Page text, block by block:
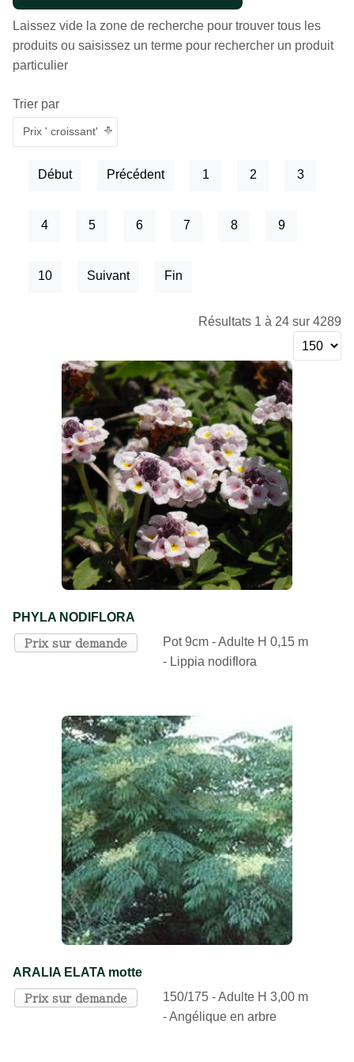
Laissez vide la zone de recherche pour trouver tous les
produits ou saisissez un terme pour rechercher un produit
particulier
Trier par
Prix ' croissant'
Début Précédent 1 2 3
4 5 6 7 8 9
10 Suivant Fin
Résultats 1 à 24 sur 4289
PHYLA NODIFLORA
Prix sur demande
Pot 9cm - Adulte H 0,15 m
- Lippia nodiflora
ARALIA ELATA motte
Prix sur demande
150/175 - Adulte H 3,00 m
- Angélique en arbre